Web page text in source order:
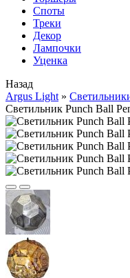
Споты
Треки
Декор
Лампочки
Уценка
Назад
Argus Light »
Светильник Punch Ball